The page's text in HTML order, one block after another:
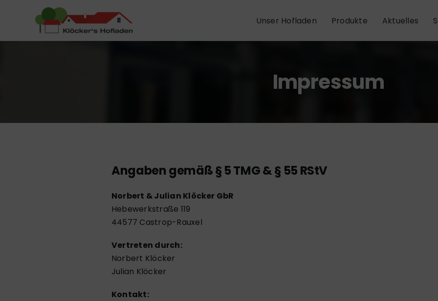
Unser Hofladen Produkte Aktuelles
Impressum
Angaben gemäß § 5 TMG & § 55 RStV
Norbert & Julian Klöcker GbR
Hebewerkstraße 119
44577 Castrop-Rauxel
Vertreten durch:
Norbert Klöcker
Julian Klöcker
Kontakt: